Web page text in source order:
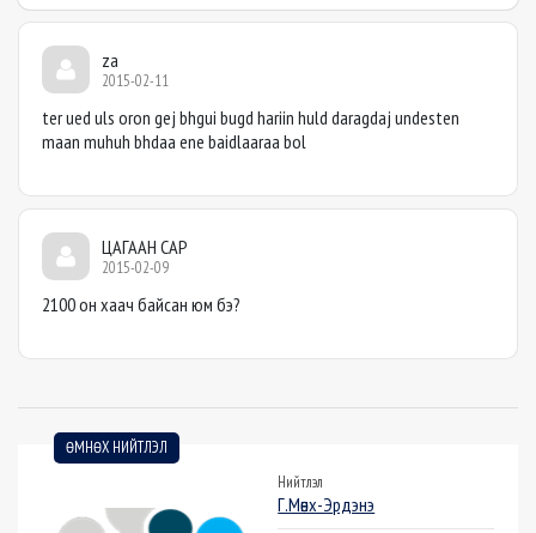
za
2015-02-11
ter ued uls oron gej bhgui bugd hariin huld daragdaj undesten
maan muhuh bhdaa ene baidlaaraa bol
ЦАГААН САР
2015-02-09
2100 он хаач байсан юм бэ?
ӨМНӨХ НИЙТЛЭЛ
Нийтлэл
Г.Мөнх-Эрдэнэ